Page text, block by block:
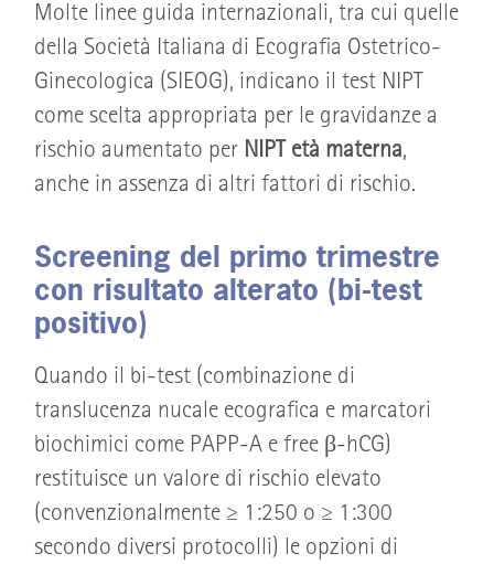
Molte linee guida internazionali, tra cui quelle
della Società Italiana di Ecografia Ostetrico-
Ginecologica (SIEOG), indicano il test NIPT
come scelta appropriata per le gravidanze a
rischio aumentato per NIPT età materna,
anche in assenza di altri fattori di rischio.
Screening del primo trimestre
con risultato alterato (bi-test
positivo)
Quando il bi-test (combinazione di
translucenza nucale ecografica e marcatori
biochimici come PAPP-A e free β-hCG)
restituisce un valore di rischio elevato
(convenzionalmente ≥ 1:250 o ≥ 1:300
secondo diversi protocolli) le opzioni di